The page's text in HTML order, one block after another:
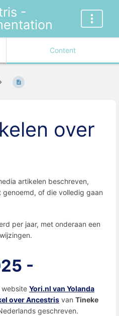
-
Content
over
artikelen beschreven,
of die volledig gaan
per jaar, met onderaan een
-
Yori.nl van Yolanda
over Ancestris van Tineke
geschreven.